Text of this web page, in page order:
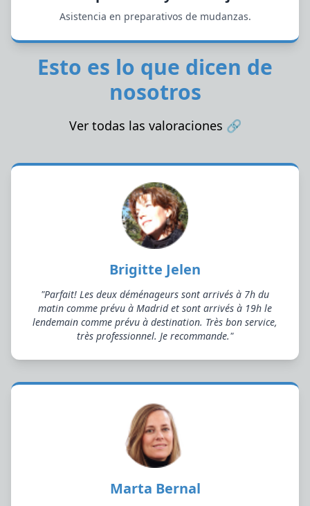
Asistencia en preparativos de mudanzas.
Esto es lo que dicen de
nosotros
Ver todas las valoraciones 🔗
Brigitte Jelen
"Parfait! Les deux déménageurs sont arrivés à 7h du
matin comme prévu à Madrid et sont arrivés à 19h le
lendemain comme prévu à destination. Très bon service,
très professionnel. Je recommande."
Marta Bernal